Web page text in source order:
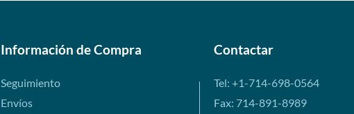
Información de Compra
Seguimiento
Envíos
Contactar
Tel: +1-714-698-0564
Fax: 714-891-8989